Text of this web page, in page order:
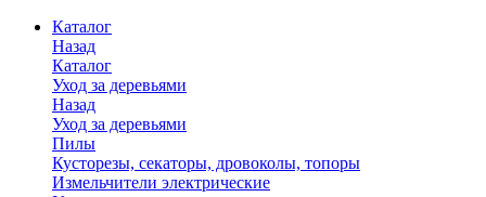
Каталог
Назад
Каталог
Уход за деревьями
Назад
Уход за деревьями
Пилы
Кусторезы, секаторы, дровоколы, топоры
Измельчители электрические